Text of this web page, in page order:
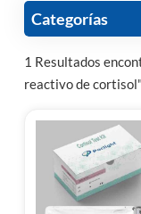
Categorías
1 Resultados
reactivo de cortisol"